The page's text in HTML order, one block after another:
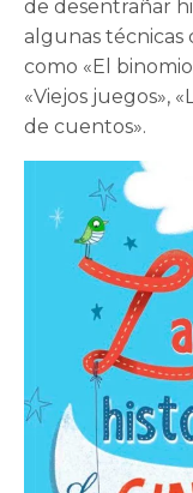
de desentrañar
algunas técnicas
como «El
«Viejos juegos»,
de cuentos».